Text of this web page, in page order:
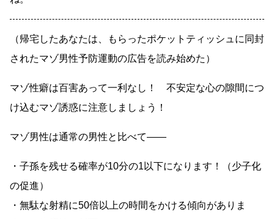
（帰宅したあなたは、もらったポケットティッシュに同封
されたマゾ男性予防運動の広告を読み始めた）
マゾ性癖は百害あって一利なし！ 不安定な心の隙間につ
け込むマゾ誘惑に注意しましょう！
マゾ男性は通常の男性と比べて――
・子孫を残せる確率が10分の1以下になります！（少子化
の促進）
・無駄な射精に50倍以上の時間をかける傾向がありま